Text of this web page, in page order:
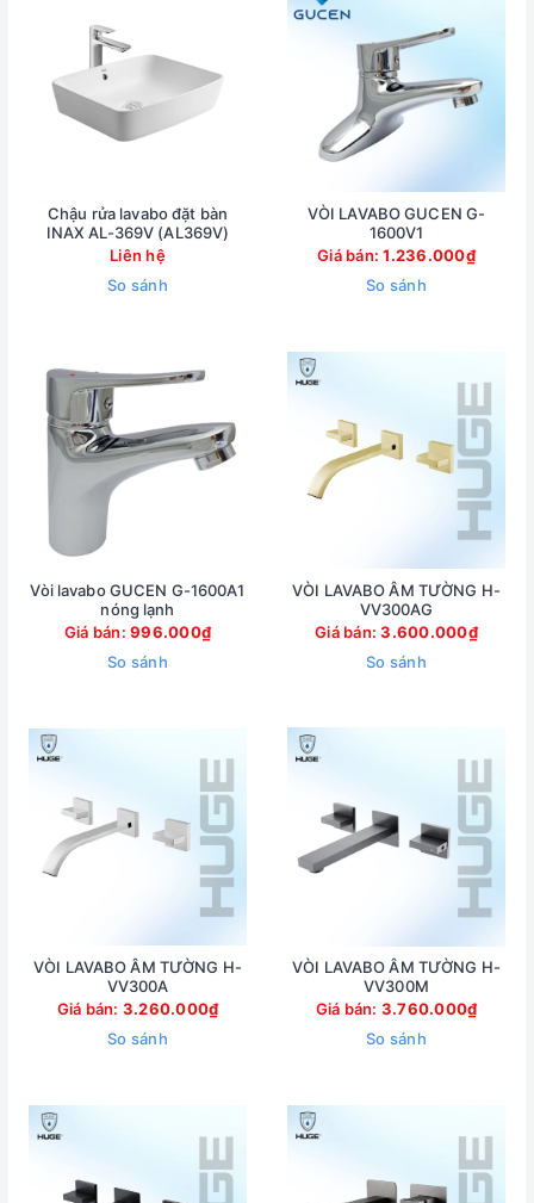
Chậu rửa lavabo đặt bàn
INAX AL-369V (AL369V)
Liên hệ
So sánh
VÒI LAVABO GUCEN G-
1600V1
Giá bán:1.236.000₫
So sánh
Vòi lavabo GUCEN G-1600A1
nóng lạnh
Giá bán:996.000₫
So sánh
VÒI LAVABO ÂM TƯỜNG H-
VV300AG
Giá bán:3.600.000₫
So sánh
VÒI LAVABO ÂM TƯỜNG H-
VV300A
Giá bán: 3.260.000₫
So sánh
VÒI LAVABO ÂM TƯỜNG H-
VV300M
Giá bán: 3.760.000₫
So sánh